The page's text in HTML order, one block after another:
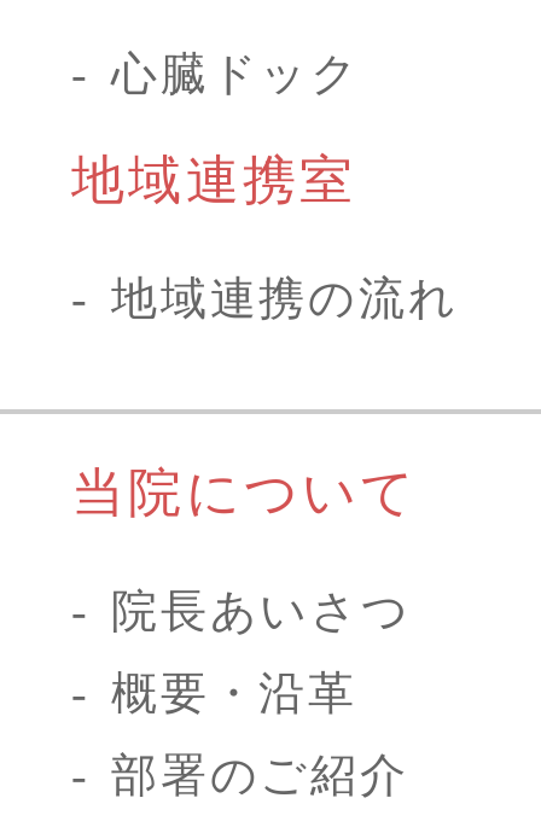
心臓ドック
地域連携室
地域連携の流れ
当院について
院長あいさつ
概要・沿革
部署のご紹介